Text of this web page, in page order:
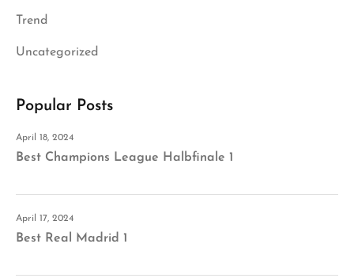
Trend
Uncategorized
Popular Posts
April 18, 2024
Best Champions League Halbfinale 1
April 17, 2024
Best Real Madrid 1